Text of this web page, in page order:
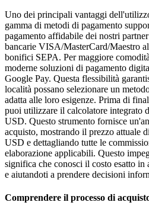
Uno dei principali vantaggi
gamma di metodi di pagamento
pagamento affidabile dei nostri
bancarie VISA/MasterCard/Maestro
bonifici SEPA. Per maggiore
moderne soluzioni di pagamento
Google Pay. Questa flessibilità
località possano selezionare un
adatta alle loro esigenze. Prima di
puoi utilizzare il calcolatore integrato
USD. Questo strumento fornisce
acquisto, mostrando il prezzo attuale
USD e dettagliando tutte le
elaborazione applicabili. Questo
significa che conosci il costo esatto in
e aiutandoti a prendere decisioni
Comprendere il processo di